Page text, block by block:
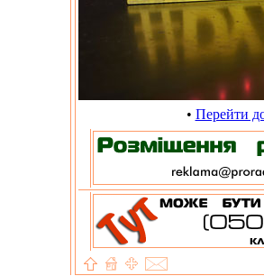
• Перейти